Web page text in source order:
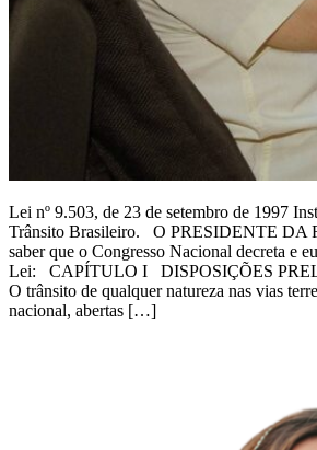
Lei nº 9.503, de 23 de setembro de 1997
Trânsito Brasileiro. O PRESIDENTE
saber que o Congresso Nacional decreta e
Lei: CAPÍTULO I DISPOSIÇÕES
O trânsito de qualquer natureza nas vias
nacional, abertas […]